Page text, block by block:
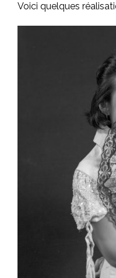
Voici quelques